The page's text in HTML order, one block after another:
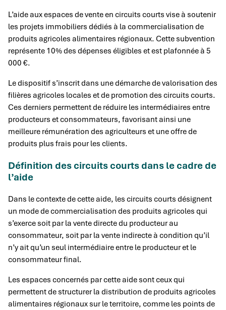
L’aide aux espaces de vente en circuits courts vise à soutenir
les projets immobiliers dédiés à la commercialisation de
produits agricoles alimentaires régionaux. Cette subvention
représente 10% des dépenses éligibles et est plafonnée à 5
000 €.
Le dispositif s’inscrit dans une démarche de valorisation des
filières agricoles locales et de promotion des circuits courts.
Ces derniers permettent de réduire les intermédiaires entre
producteurs et consommateurs, favorisant ainsi une
meilleure rémunération des agriculteurs et une offre de
produits plus frais pour les clients.
Définition des circuits courts dans le cadre de
l’aide
Dans le contexte de cette aide, les circuits courts désignent
un mode de commercialisation des produits agricoles qui
s’exerce soit par la vente directe du producteur au
consommateur, soit par la vente indirecte à condition qu’il
n’y ait qu’un seul intermédiaire entre le producteur et le
consommateur final.
Les espaces concernés par cette aide sont ceux qui
permettent de structurer la distribution de produits agricoles
alimentaires régionaux sur le territoire, comme les points de